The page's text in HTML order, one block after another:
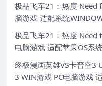
极品飞车21：热度 Need
脑游戏 适配系统
极品飞车21：热度 Need
电脑游戏 适配苹果OS系
终极漫画英雄VS卡普空3
3 WIN游戏 PC电脑游戏